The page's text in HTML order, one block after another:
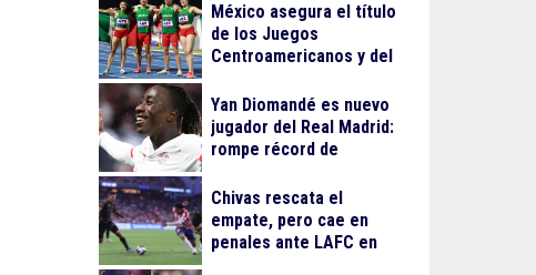
México asegura el título
de los Juegos
Centroamericanos y del
Yan Diomandé es nuevo
jugador del Real Madrid:
rompe récord de
Ronaldo
Chivas rescata el
empate, pero cae en
penales ante LAFC en